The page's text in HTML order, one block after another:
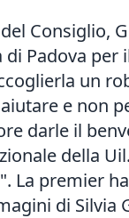
Consiglio,
Padova per
un
e non
darle il
della
La premier
di Silvia